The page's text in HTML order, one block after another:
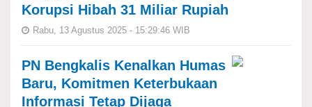
Korupsi Hibah 31 Miliar Rupiah
Rabu, 13 Agustus 2025 - 15:29:46 WIB
PN Bengkalis Kenalkan Humas
Baru, Komitmen Keterbukaan
Informasi Tetap Dijaga